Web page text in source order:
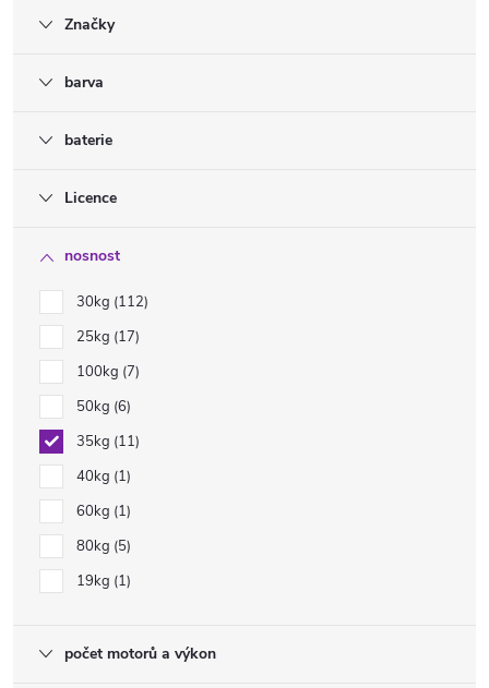
Značky
barva
baterie
Licence
nosnost
30kg 112
25kg 17
100kg 7
50kg 6
35kg 11
40kg 1
60kg 1
80kg 5
19kg 1
počet motorů a výkon